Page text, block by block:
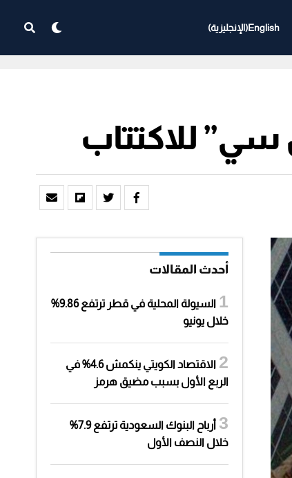
English
(الإنجليزية)
للاكتتاب
أحدث المقالات
السيولة المحلية في قطر ترتفع 9.86%
خلال يونيو
الاقتصاد الكويتي ينكمش 4.6% في
الربع الأول بسبب مضيق هرمز
أرباح البنوك السعودية ترتفع 7.9%
خلال النصف الأول